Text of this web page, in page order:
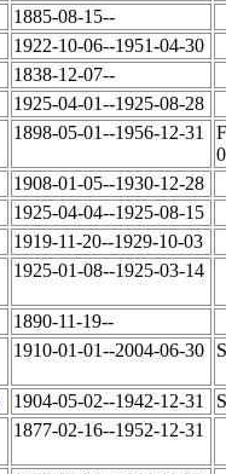
1885-08-15--
1922-10-06--1951-04-30
1838-12-07--
1925-04-01--1925-08-28
1898-05-01--1956-12-31
1908-01-05--1930-12-28
1925-04-04--1925-08-15
1919-11-20--1929-10-03
1925-01-08--1925-03-14
1890-11-19--
1910-01-01--2004-06-30
1904-05-02--1942-12-31
1877-02-16--1952-12-31